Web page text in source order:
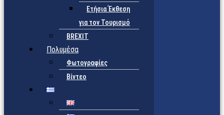
Ετήσια Έκθεση
για τον Τουρισμό
BREXIT
Πολυμέσα
Φωτογραφίες
Βίντεο